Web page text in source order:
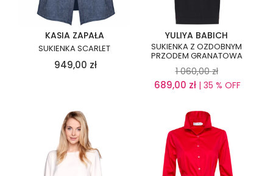
KASIA ZAPAŁA
SUKIENKA SCARLET
949,00 zł
YULIYA BABICH
SUKIENKA Z OZDOBNYM
PRZODEM GRANATOWA
1 060,00 zł
689,00 zł | 35 % OFF